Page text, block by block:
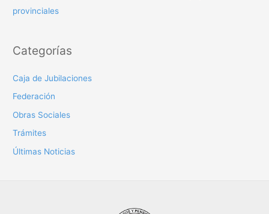
provinciales
Categorías
Caja de Jubilaciones
Federación
Obras Sociales
Trámites
Últimas Noticias